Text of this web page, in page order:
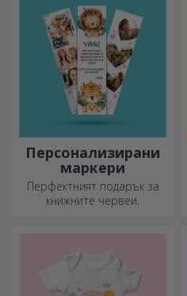
Персонализирани
маркери
Перфектният подарък за
книжните червеи.